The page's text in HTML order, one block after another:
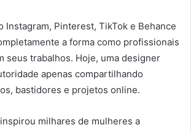
Instagram, Pinterest, TikTok e Behance
a forma como profissionais
seus trabalhos. Hoje, uma designer
apenas compartilhando
bastidores e projetos online.
milhares de mulheres a